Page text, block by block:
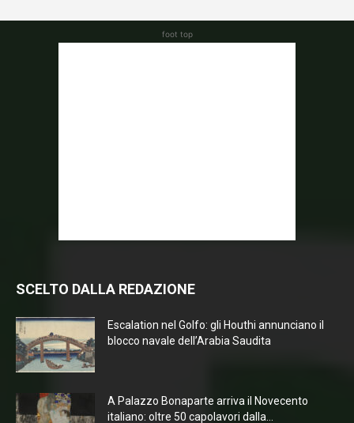
foot top
SCELTO DALLA REDAZIONE
Escalation nel Golfo: gli Houthi annunciano il
blocco navale dell’Arabia Saudita
A Palazzo Bonaparte arriva il Novecento
italiano: oltre 50 capolavori dalla...